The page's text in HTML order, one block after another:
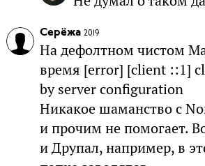
Серёжа 2019
На дефолтном чистом
время [error] [client ::1]
by server configuration
Никакое шаманство с
и прочим не помогает.
и Друпал, например, в